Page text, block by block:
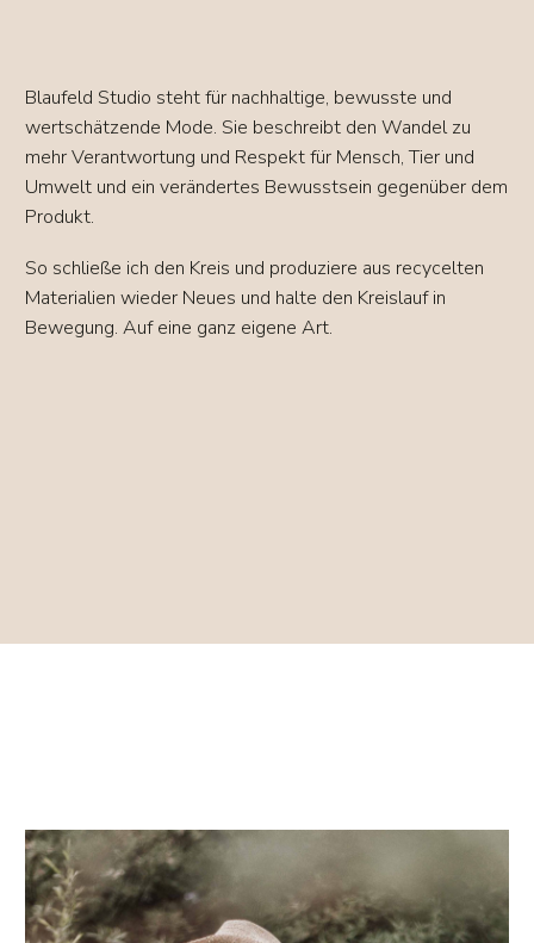
Blaufeld Studio steht für nachhaltige, bewusste und
wertschätzende Mode. Sie beschreibt den Wandel zu
mehr Verantwortung und Respekt für Mensch, Tier und
Umwelt und ein verändertes Bewusstsein gegenüber dem
Produkt.
So schließe ich den Kreis und produziere aus recycelten
Materialien wieder Neues und halte den Kreislauf in
Bewegung. Auf eine ganz eigene Art.